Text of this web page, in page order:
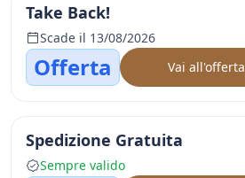
Take Back!
Scade il 13/08/2026
Offerta Vai all'offerta
Spedizione Gratuita
Sempre valido